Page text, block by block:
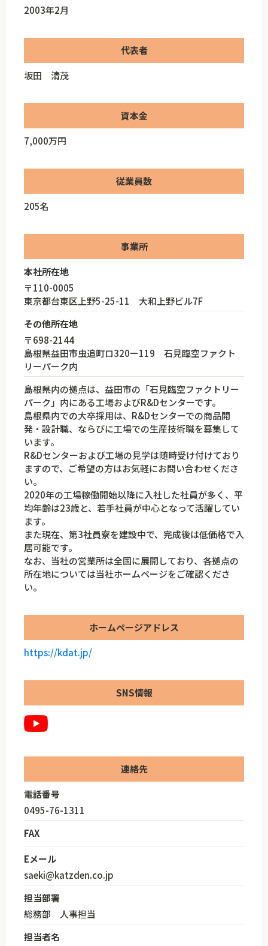
2003年2月
代表者
坂田 清茂
資本金
7,000万円
従業員数
205名
事業所
本社所在地
〒110-0005
東京都台東区上野5-25-11 大和上野ビル7F
その他所在地
〒698-2144
島根県益田市虫追町ロ320ー119 石見臨空ファクト
リーパーク内
島根県内の拠点は、益田市の「石見臨空ファクトリー
パーク」内にある工場およびR&Dセンターです。
島根県内での大卒採用は、R&Dセンターでの商品開
発・設計職、ならびに工場での生産技術職を募集して
います。
R&Dセンターおよび工場の見学は随時受け付けており
ますので、ご希望の方はお気軽にお問い合わせくださ
い。
2020年の工場稼働開始以降に入社した社員が多く、平
均年齢は23歳と、若手社員が中心となって活躍してい
ます。
また現在、第3社員寮を建設中で、完成後は低価格で入
居可能です。
なお、当社の営業所は全国に展開しており、各拠点の
所在地については当社ホームページをご確認くださ
い。
ホームページアドレス
https://kdat.jp/
SNS情報
連絡先
電話番号
0495-76-1311
FAX
Eメール
saeki@katzden.co.jp
担当部署
総務部 人事担当
担当者名